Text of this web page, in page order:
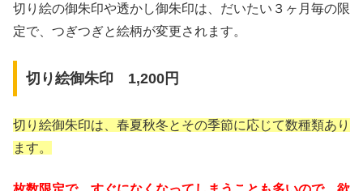
切り絵の御朱印や透かし御朱印は、だいたい３ヶ月毎の限
定で、つぎつぎと絵柄が変更されます。
切り絵御朱印 1,200円
切り絵御朱印は、春夏秋冬とその季節に応じて数種類あり
ます。